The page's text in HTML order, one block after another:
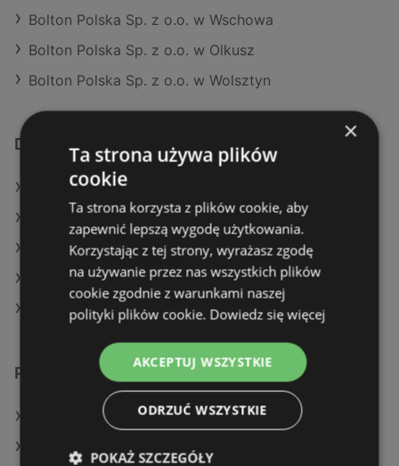
Bolton Polska Sp. z o.o. w Wschowa
Bolton Polska Sp. z o.o. w Olkusz
Bolton Polska Sp. z o.o. w Wolsztyn
Dodatkowe łącza
Oferty Leroy Merlin
Oferty Castorama
Aktualne gazetki Leroy Merlin
Aktualne gazetki OBI
Aktualne gazetki Castorama
Podobne sklepy detaliczne
Oferty Leroy Merlin
Oferty Castorama
×
Ta strona używa plików
cookie
Ta strona korzysta z plików cookie, aby
zapewnić lepszą wygodę użytkowania.
Korzystając z tej strony, wyrażasz zgodę
na używanie przez nas wszystkich plików
cookie zgodnie z warunkami naszej
polityki plików cookie. Dowiedz się więcej
AKCEPTUJ WSZYSTKIE
ODRZUĆ WSZYSTKIE
POKAŻ SZCZEGÓŁY